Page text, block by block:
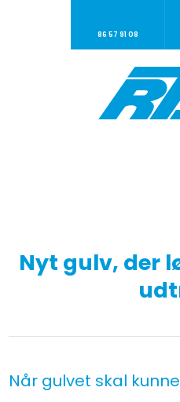
86 57 91 08
Nyt gulv, der
Når gulvet skal